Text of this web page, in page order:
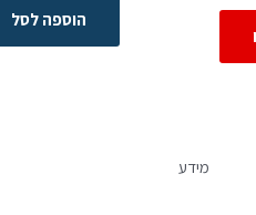
הוספה לסל
מידע